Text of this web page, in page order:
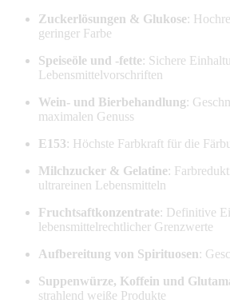
Zuckerlösungen & Glukose:
geringer Farbe
Speiseöle und -fette: Sichere
Lebensmittelvorschriften
Wein- und Bierbehandlung:
maximalen Genuss
E153: Höchste Farbkraft für die
Milchzucker & Gelatine:
ultrareinen Lebensmitteln
Fruchtsaftkonzentrate: Definitive
lebensmittelrechtlicher Grenzwerte
Aufbereitung von Spirituosen:
Suppenwürze, Koffein und
strahlend weiße Produkte